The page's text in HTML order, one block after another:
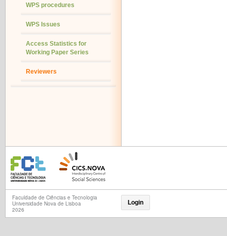
WPS procedures
WPS Issues
Access Statistics for
Working Paper Series
Reviewers
Faculdade de Ciências e Tecnologia
Universidade Nova de Lisboa
2026
Login